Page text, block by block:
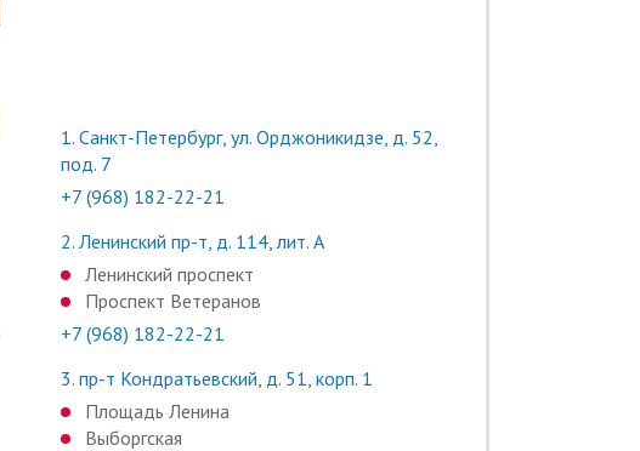
1. Санкт-Петербург, ул. Орджоникидзе, д. 52,
под. 7
+7 (968) 182-22-21
2. Ленинский пр-т, д. 114, лит. А
Ленинский проспект
Проспект Ветеранов
+7 (968) 182-22-21
3. пр-т Кондратьевский, д. 51, корп. 1
Площадь Ленина
Выборгская